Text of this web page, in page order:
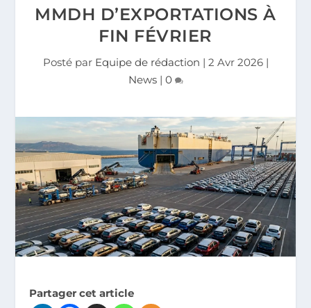
MMDH D’EXPORTATIONS À
FIN FÉVRIER
Posté par Equipe de rédaction | 2 Avr 2026|
News| 0
Partager cet article